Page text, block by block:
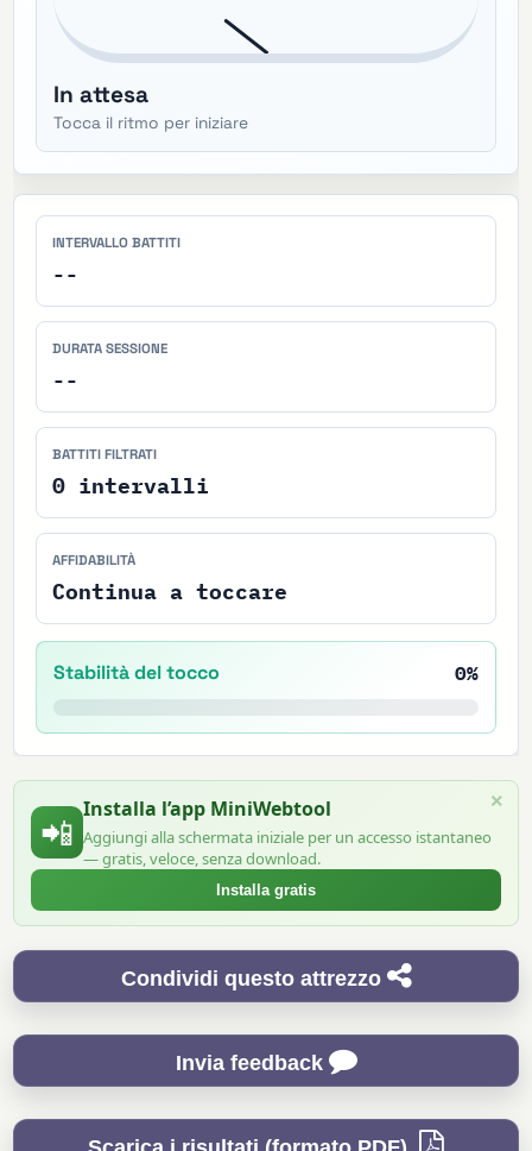
In attesa
Tocca il ritmo per iniziare
INTERVALLO BATTITI
--
DURATA SESSIONE
--
BATTITI FILTRATI
0 intervalli
AFFIDABILITÀ
Continua a toccare
Stabilità del tocco 0%
📲
Installa l’app MiniWebtool
Aggiungi alla schermata iniziale per un accesso istantaneo
— gratis, veloce, senza download.
Installa gratis
×
Condividi questo attrezzo
Invia feedback